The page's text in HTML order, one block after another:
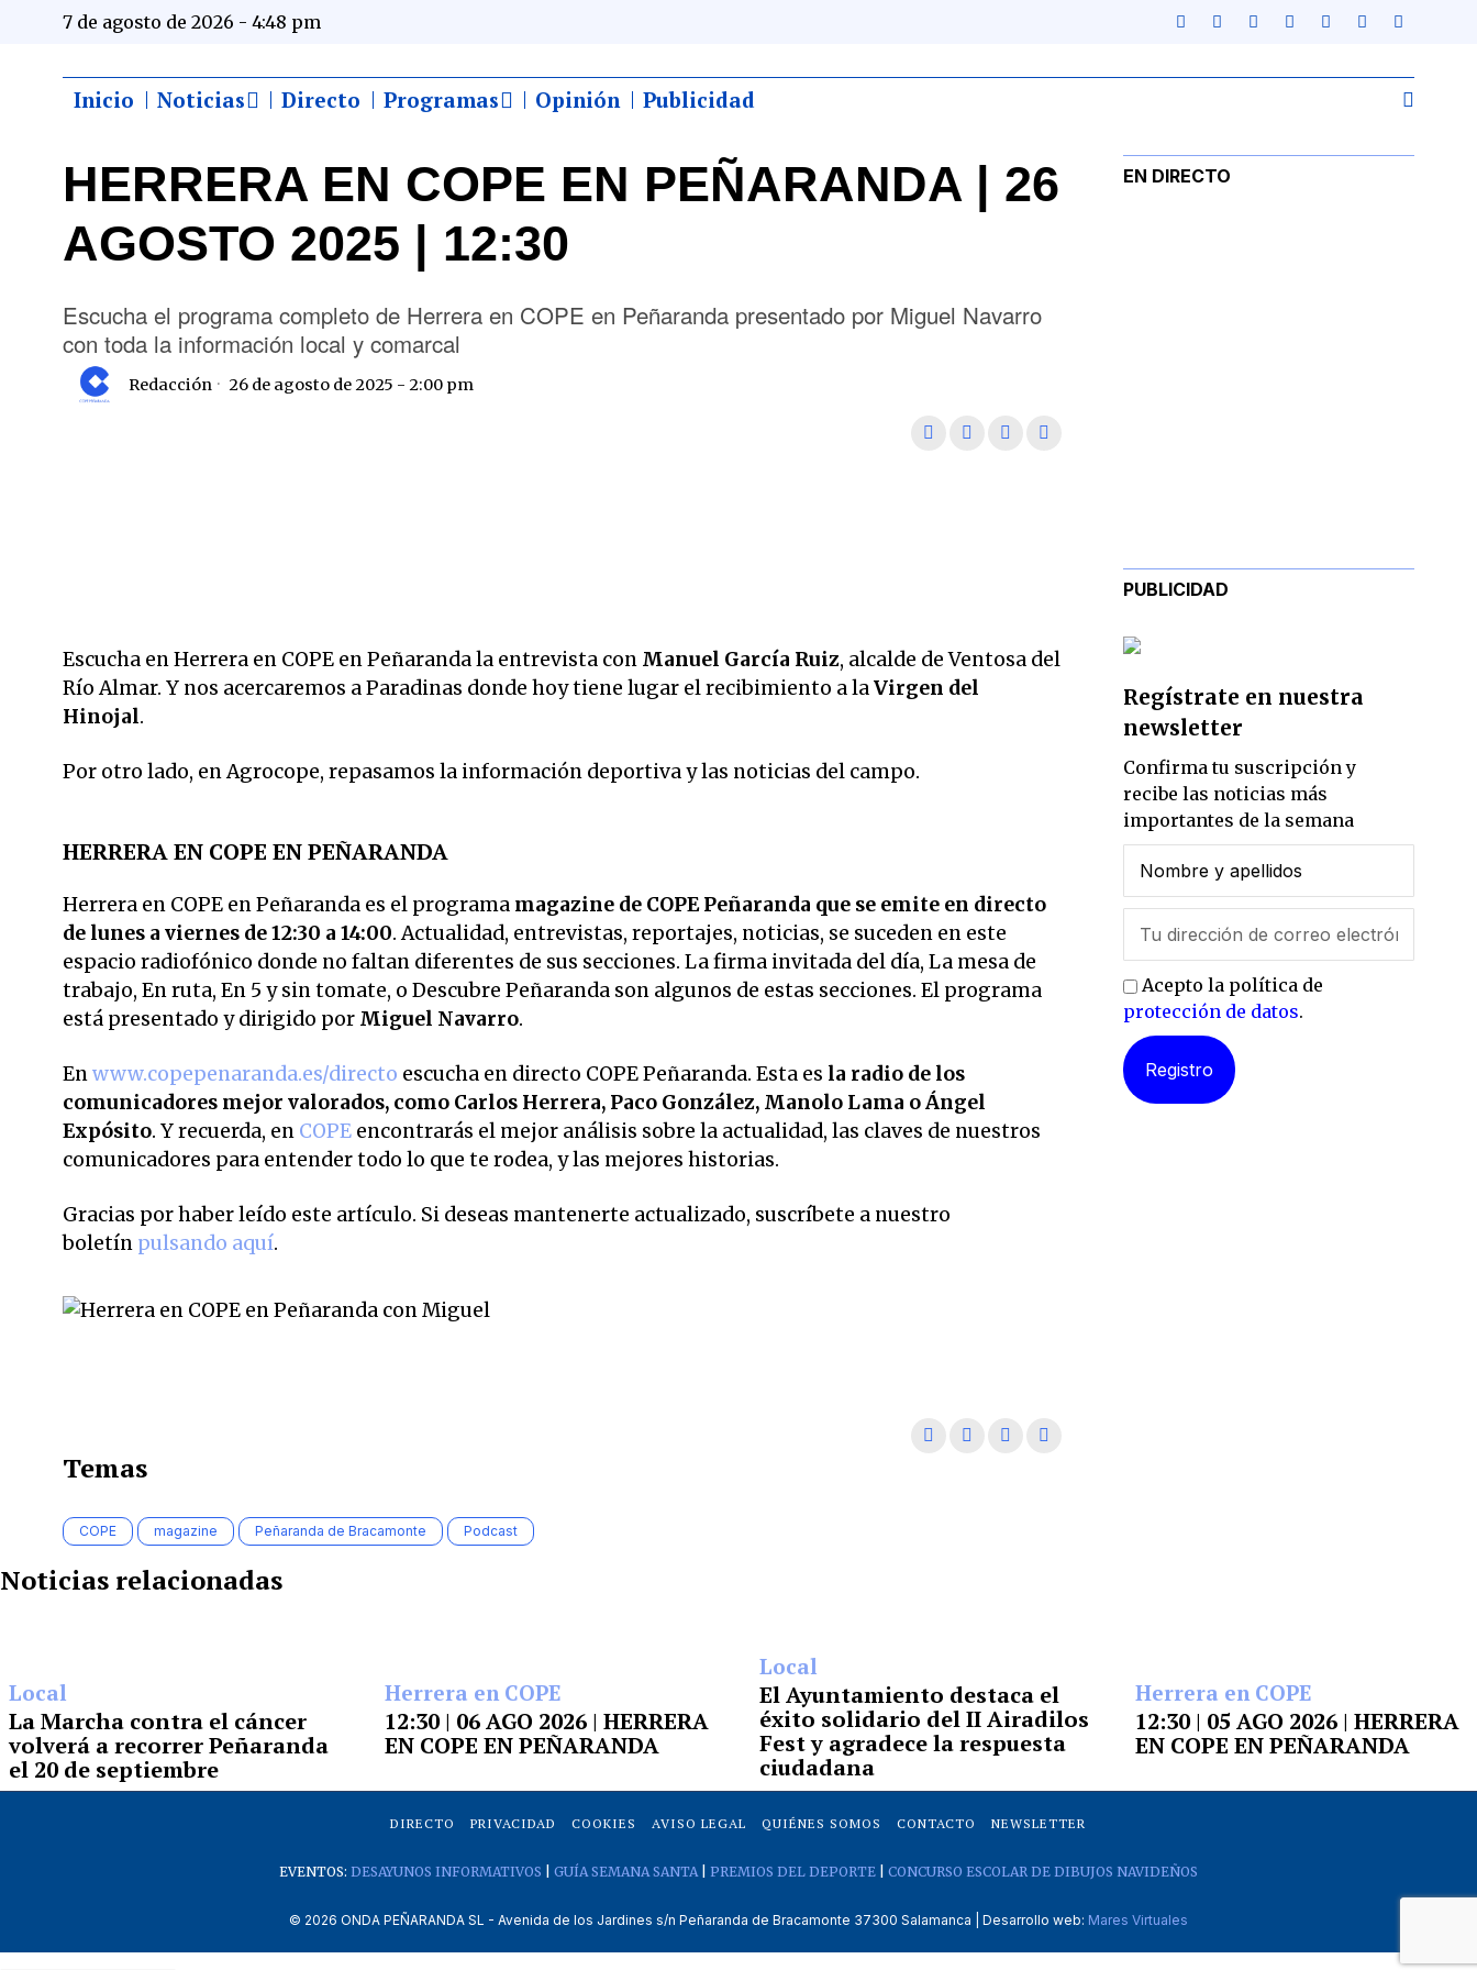
7 de agosto de 2026 - 4:48 pm
Inicio Noticias Directo Programas Opinión Publicidad
HERRERA EN COPE EN PEÑARANDA | 26
AGOSTO 2025 | 12:30
Escucha el programa completo de Herrera en COPE en Peñaranda presentado por Miguel Navarro
con toda la información local y comarcal
Redacción 26 de agosto de 2025 - 2:00 pm
Escucha en Herrera en COPE en Peñaranda la entrevista con Manuel García Ruiz, alcalde de Ventosa del
Río Almar. Y nos acercaremos a Paradinas donde hoy tiene lugar el recibimiento a laVirgen del
Hinojal.
Por otro lado, en Agrocope, repasamos la información deportiva y las noticias del campo.
HERRERA EN COPE EN PEÑARANDA
Herrera en COPE en Peñaranda es el programa magazine de COPE Peñaranda que se emite en directo
de lunes a viernes de 12:30 a 14:00. Actualidad, entrevistas, reportajes, noticias, se suceden en este
espacio radiofónico donde no faltan diferentes de sus secciones. La firma invitada del día, La mesa de
trabajo, En ruta, En 5 y sin tomate, o Descubre Peñaranda son algunos de estas secciones. El programa
está presentado y dirigido por Miguel Navarro.
Enwww.copepenaranda.es/directo escucha en directo COPE Peñaranda. Esta es la radio de los
comunicadores mejor valorados, como Carlos Herrera, Paco González, Manolo Lama o Ángel
Expósito. Y recuerda, en COPE encontrarás el mejor análisis sobre la actualidad, las claves de nuestros
comunicadores para entender todo lo que te rodea, y las mejores historias.
Gracias por haber leído este artículo. Si deseas mantenerte actualizado, suscríbete a nuestro
boletín pulsando aquí.
Temas
COPE magazine Peñaranda de Bracamonte Podcast
EN DIRECTO
PUBLICIDAD
Regístrate en nuestra
newsletter
Confirma tu suscripción y
recibe las noticias más
importantes de la semana
Acepto la política de
protección de datos.
Noticias relacionadas
Local
La Marcha contra el cáncer
volverá a recorrer Peñaranda
el 20 de septiembre
Herrera en COPE
12:30 | 06 AGO 2026 | HERRERA
EN COPE EN PEÑARANDA
Local
El Ayuntamiento destaca el
éxito solidario del II Airadilos
Fest y agradece la respuesta
ciudadana
Herrera en COPE
12:30 | 05 AGO 2026 | HERRERA
EN COPE EN PEÑARANDA
DIRECTO PRIVACIDAD COOKIES AVISO LEGAL QUIÉNES SOMOS CONTACTO NEWSLETTER
EVENTOS: DESAYUNOS INFORMATIVOS GUÍA SEMANA SANTA| PREMIOS DEL DEPORTE| CONCURSO ESCOLAR DE DIBUJOS NAVIDEÑOS
© 2026 ONDA PEÑARANDA SL - Avenida de los Jardines s/n Peñaranda de Bracamonte 37300 Salamanca | Desarrollo web: Mares Virtuales